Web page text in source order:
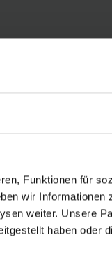
Funktionen für
wir Informationen
weiter. Unsere
haben oder